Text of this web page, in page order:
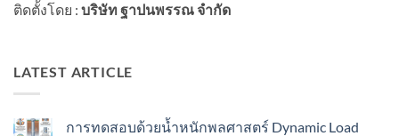
ติดตั้งโดย : บริษัท ฐาปนพรรณ จำกัด
LATEST ARTICLE
การทดสอบด้วยน้ำหนักพลศาสตร์ Dynamic Load